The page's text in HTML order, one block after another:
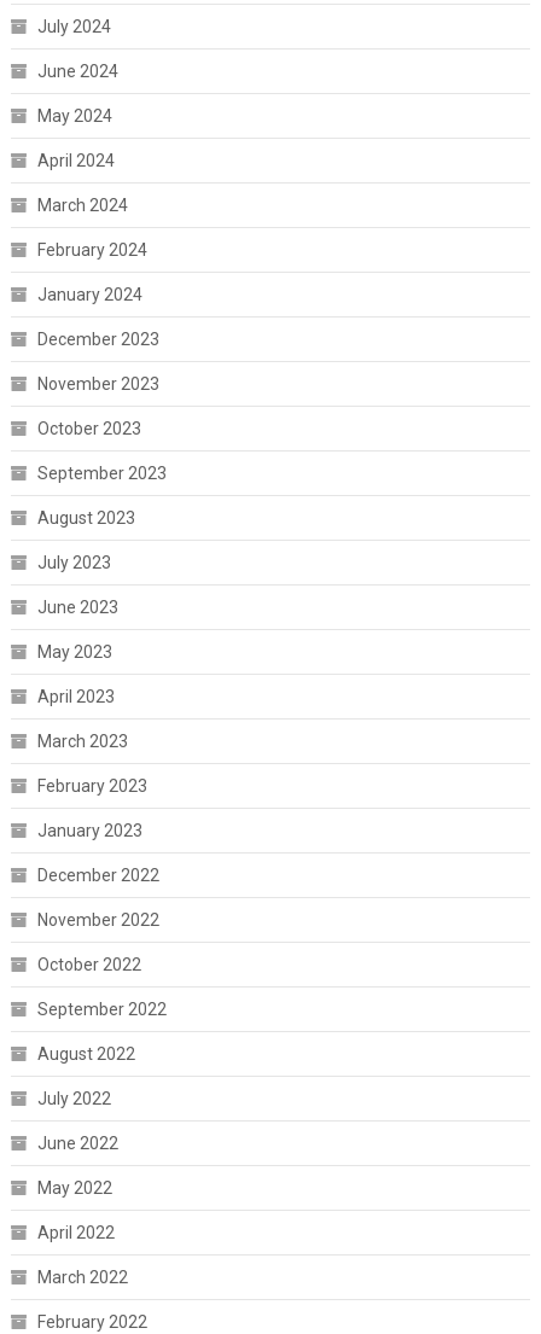
July 2024
June 2024
May 2024
April 2024
March 2024
February 2024
January 2024
December 2023
November 2023
October 2023
September 2023
August 2023
July 2023
June 2023
May 2023
April 2023
March 2023
February 2023
January 2023
December 2022
November 2022
October 2022
September 2022
August 2022
July 2022
June 2022
May 2022
April 2022
March 2022
February 2022